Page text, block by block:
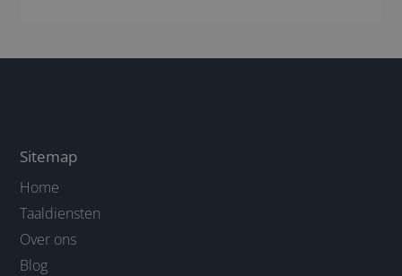
Sitemap
Home
Taaldiensten
Over ons
Blog